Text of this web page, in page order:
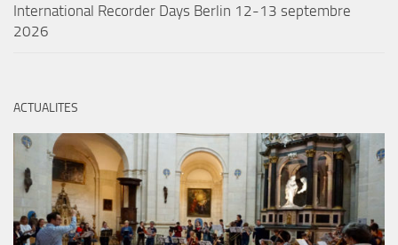
International Recorder Days Berlin 12-13 septembre
2026
ACTUALITES